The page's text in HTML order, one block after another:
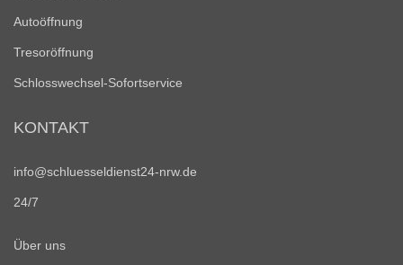
Autoöffnung
Tresoröffnung
Schlosswechsel-Sofortservice
KONTAKT
info@schluesseldienst24-nrw.de
24/7
Über uns